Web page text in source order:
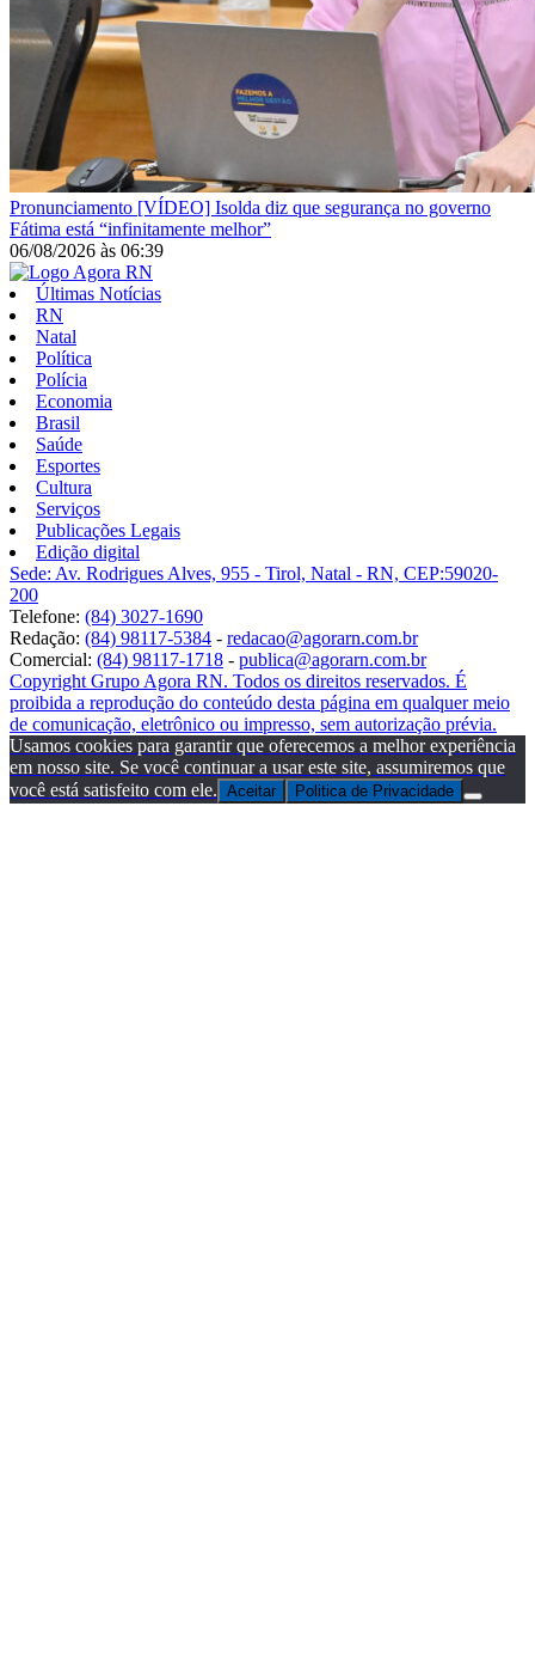
Pronunciamento [VÍDEO] Isolda diz que segurança no governo
Fátima está “infinitamente melhor”
06/08/2026 às 06:39
Últimas Notícias
RN
Natal
Política
Polícia
Economia
Brasil
Saúde
Esportes
Cultura
Serviços
Publicações Legais
Edição digital
Sede: Av. Rodrigues Alves, 955 - Tirol, Natal - RN, CEP:59020-
200
Telefone: (84) 3027-1690
Redação: (84) 98117-5384 - redacao@agorarn.com.br
Comercial: (84) 98117-1718 - publica@agorarn.com.br
Copyright Grupo Agora RN. Todos os direitos reservados. É
proibida a reprodução do conteúdo desta página em qualquer meio
de comunicação, eletrônico ou impresso, sem autorização prévia.
Usamos cookies para garantir que oferecemos a melhor experiência
em nosso site. Se você continuar a usar este site, assumiremos que
você está satisfeito com ele. Aceitar Politica de Privacidade